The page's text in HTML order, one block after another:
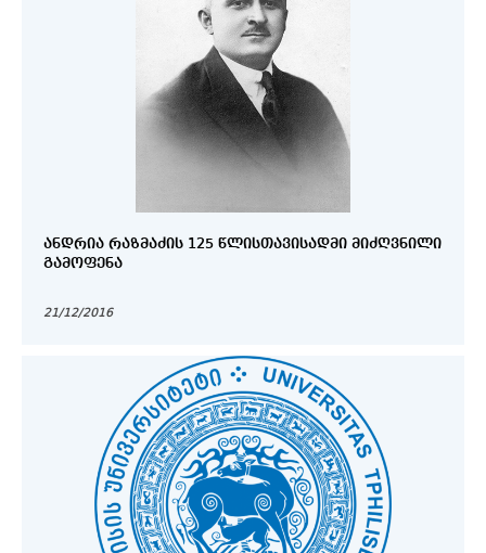
ᲐᲜᲓᲠᲘᲐ ᲠᲐᲖᲛᲐᲫᲘᲡ 125 ᲬᲚᲘᲡᲗᲐᲕᲘᲡᲐᲓᲛᲘ ᲛᲘᲫᲦᲕᲜᲘᲚᲘ
ᲒᲐᲛᲝᲤᲔᲜᲐ
21/12/2016